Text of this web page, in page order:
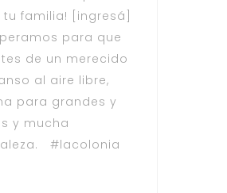
tu familia! [ingresá]
para que
de un merecido
al aire libre,
para grandes y
y mucha
#lacolonia